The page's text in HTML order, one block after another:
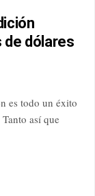
de dólares
es todo un éxito
así que